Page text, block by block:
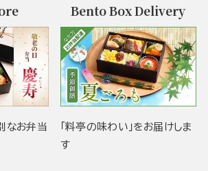
なお弁当
Bento Box Delivery
「料亭の味わい」をお届けしま
す